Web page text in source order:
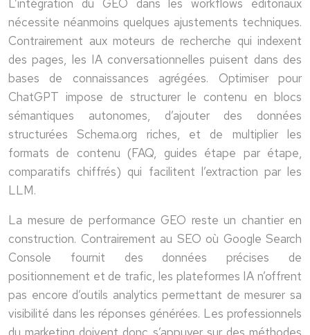
L’intégration du GEO dans les workflows éditoriaux
nécessite néanmoins quelques ajustements techniques.
Contrairement aux moteurs de recherche qui indexent
des pages, les IA conversationnelles puisent dans des
bases de connaissances agrégées. Optimiser pour
ChatGPT impose de structurer le contenu en blocs
sémantiques autonomes, d’ajouter des données
structurées Schema.org riches, et de multiplier les
formats de contenu (FAQ, guides étape par étape,
comparatifs chiffrés) qui facilitent l’extraction par les
LLM.
La mesure de performance GEO reste un chantier en
construction. Contrairement au SEO où Google Search
Console fournit des données précises de
positionnement et de trafic, les plateformes IA n’offrent
pas encore d’outils analytics permettant de mesurer sa
visibilité dans les réponses générées. Les professionnels